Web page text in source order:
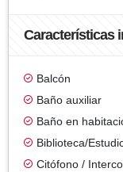
Características
Balcón
Baño auxiliar
Baño en
Biblioteca/
Citófono /